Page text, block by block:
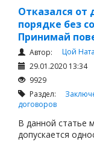
Отказался от
порядке без
Принимай
Автор:
Цой
29.01.2020 13:34
9929
Раздел:
договоров
В данной статье
допускается